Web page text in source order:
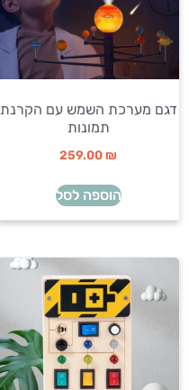
דגם מערכת השמש עם הקרנת
תמונות
259.00 ₪
הוספה לסל